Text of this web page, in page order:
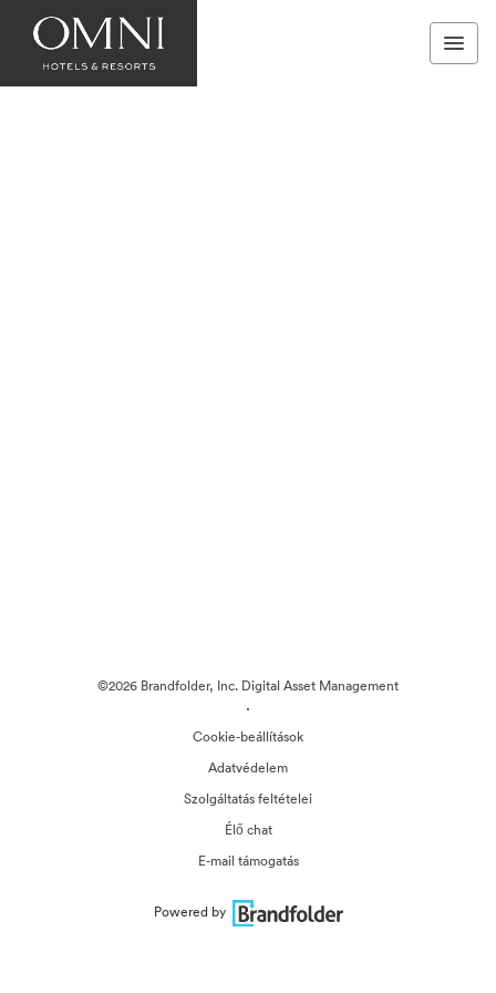
©2026 Brandfolder, Inc. Digital Asset Management
·
Cookie-beállítások
Adatvédelem
Szolgáltatás feltételei
Élő chat
E-mail támogatás
Powered by